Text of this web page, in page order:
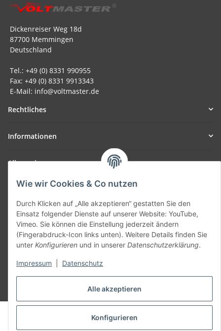
Alle akzeptieren
Konfigurieren
Wie wir Cookies & Co nutzen
Durch Klicken auf „Alle akzeptieren“ gestatten Sie den
Einsatz folgender Dienste auf unserer Website: YouTube,
Vimeo. Sie können die Einstellung jederzeit ändern
(Fingerabdruck-Icon links unten). Weitere Details finden Sie
unter Konfigurieren und in unserer Datenschutzerklärung.
Impressum Datenschutz
Dickenreiser Weg 18d
87700 Memmingen
Deutschland
Tel.: +49 (0) 8331 990955
Fax: +49 (0) 8331 9913343
E-Mail: info@voltmaster.de
Rechtliches
Informationen
Allgemein
Teil unseres Netzwerks:
SmoliTec - Safety. Simplified. Worldwide. ( B2B Shop )
Vertrag widerrufen
* Alle Preise inkl. gesetzlicher USt., zzgl.Versand
© voltmaster.de
Powered byJTL-Shop